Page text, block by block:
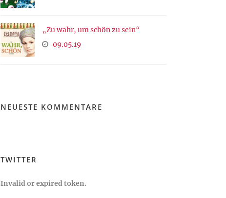
„Zu wahr, um schön zu sein“
09.05.19
NEUESTE KOMMENTARE
TWITTER
Invalid or expired token.